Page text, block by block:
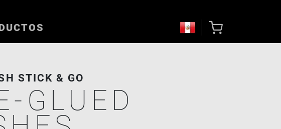
STICK & GO
GLUED